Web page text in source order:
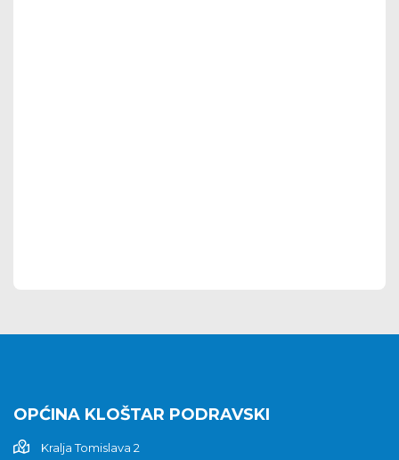
OPĆINA KLOŠTAR PODRAVSKI
Kralja Tomislava 2